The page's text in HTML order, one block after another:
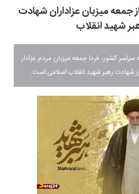
جمعه میزبان عزاداران شهادت
شهید انقلاب
کشور، فردا جمعه میزبان مردم عزادار
شهادت رهبر شهید انقلاب اسلامی است.